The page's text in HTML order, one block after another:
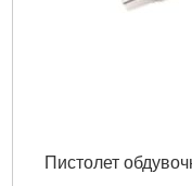
Пистолет